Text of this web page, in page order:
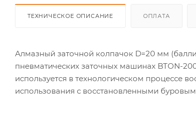
ТЕХНИЧЕСКОЕ ОПИСАНИЕ ОПЛАТА
Алмазный заточной колпачок D=20 мм
пневматических заточных машинах BTON-
используется в технологическом процессе
использования с восстановленными